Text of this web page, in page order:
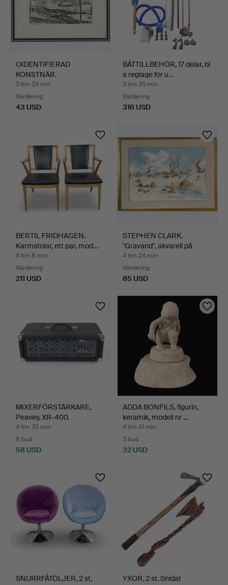
OIDENTIFIERAD
KONSTNÄR.
"Norrtäljemotiv", …
3 tim 24 min
Värdering
43 USD
BÅTTILLBEHÖR, 17 delar, bl
a reglage för u…
3 tim 35 min
Värdering
316 USD
BERTIL FRIDHAGEN.
Karmstolar, ett par, mod…
4 tim 8 min
Värdering
211 USD
STEPHEN CLARK.
"Gravand", akvarell på
papp…
4 tim 24 min
Värdering
85 USD
MIXERFÖRSTÄRKARE,
Peavey, XR-400.
4 tim 33 min
8 bud
58 USD
ADDA BONFILS, figurin,
keramik, modell nr …
4 tim 41 min
3 bud
32 USD
SNURRFÅTÖLJER, 2 st,
YXOR, 2 st. Snidat